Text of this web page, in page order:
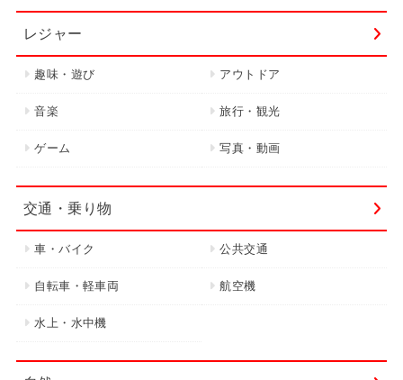
レジャー
趣味・遊び アウトドア
音楽 旅行・観光
ゲーム 写真・動画
交通・乗り物
車・バイク 公共交通
自転車・軽車両 航空機
水上・水中機